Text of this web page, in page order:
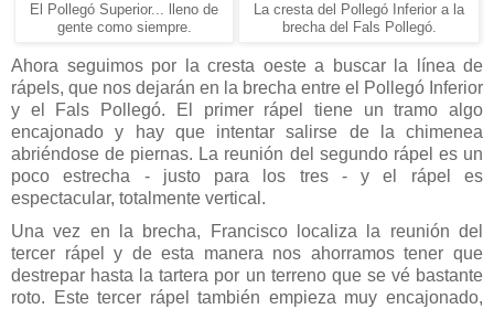
El Pollegó Superior... lleno de
gente como siempre.
La cresta del Pollegó Inferior a la
brecha del Fals Pollegó.
Ahora seguimos por la cresta oeste a buscar la línea de
rápels, que nos dejarán en la brecha entre el Pollegó Inferior
y el Fals Pollegó. El primer rápel tiene un tramo algo
encajonado y hay que intentar salirse de la chimenea
abriéndose de piernas. La reunión del segundo rápel es un
poco estrecha - justo para los tres - y el rápel es
espectacular, totalmente vertical.
Una vez en la brecha, Francisco localiza la reunión del
tercer rápel y de esta manera nos ahorramos tener que
destrepar hasta la tartera por un terreno que se vé bastante
roto. Este tercer rápel también empieza muy encajonado,